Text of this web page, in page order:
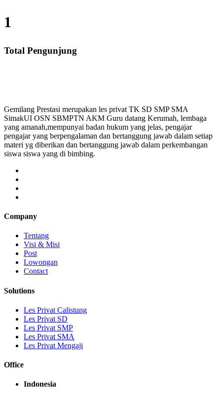
1
Total Pengunjung
Gemilang Prestasi merupakan les privat TK SD SMP SMA
SimakUI OSN SBMPTN AKM Guru datang Kerumah, lembaga
yang amanah,mempunyai badan hukum yang jelas, pengajar
pengajar yang berpengalaman dan bertanggung jawab dalam setiap
materi yg diberikan dan bertanggung jawab dalam perkembangan
siswa siswa yang di bimbing.
Company
Tentang
Visi & Misi
Post
Lowongan
Contact
Solutions
Les Privat Calistung
Les Privat SD
Les Privat SMP
Les Privat SMA
Les Privat Mengaji
Office
Indonesia